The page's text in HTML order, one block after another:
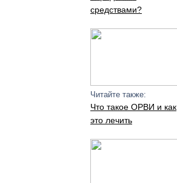
средствами?
Читайте также:
Что такое ОРВИ и как
это лечить